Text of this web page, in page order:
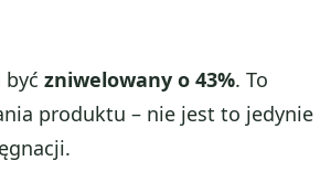
zniwelowany o 43%. To
produktu – nie jest to jedynie